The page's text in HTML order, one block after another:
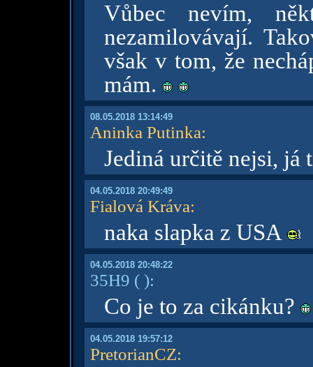
Vůbec nevím,
nezamilovávají.
však v tom, že
mám.
08.05.2018 13:14:49
Aninka Putinka:
Jediná určitě nejsi,
04.05.2018 20:49:49
Fialová Kráva:
naka slapka z USA
04.05.2018 20:48:22
35H9 ( ):
Co je to za cikánku?
04.05.2018 19:57:12
PretorianCZ: